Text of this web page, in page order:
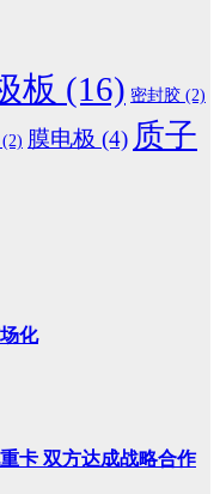
板 (16) 密封胶 (2)
(2) 膜电极 (4) 质子
化
卡 双方达成战略合作